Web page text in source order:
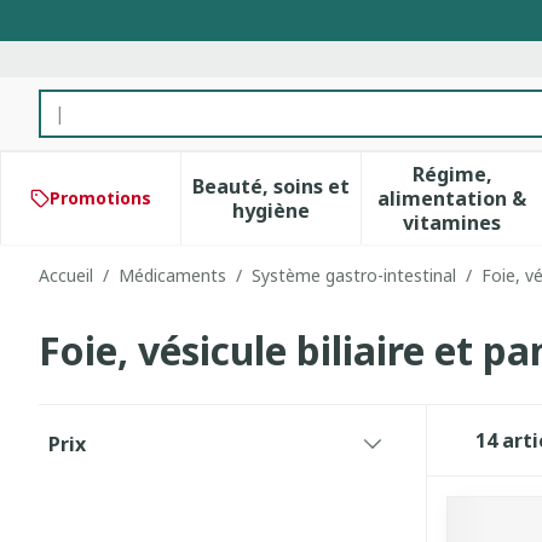
Rechercher
Promotions
Beauté, soins et
hygièneAfficher le sous-menu pour
Régime,
alimentation &
vitamines
Afficher
Accueil / Médicaments / Système gastro-intestinal / Foie,
Foie, vésicule biliaire et
Prix
14